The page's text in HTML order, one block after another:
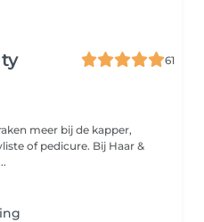
61
meer bij de kapper,
of pedicure. Bij Haar &